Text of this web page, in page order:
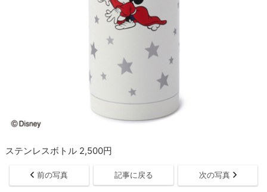
ステンレスボトル 2,500円
前の写真 記事に戻る 次の写真